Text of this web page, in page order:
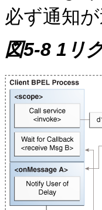
必ず通知
図5-8 1リ